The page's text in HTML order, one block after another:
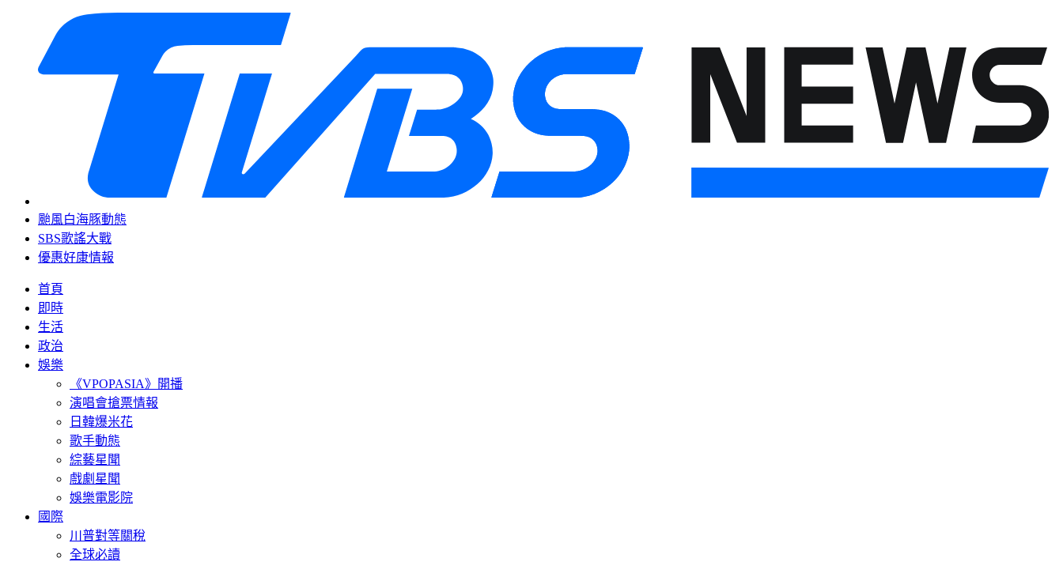
颱風白海豚動態
SBS歌謠大戰
優惠好康情報
首頁
即時
生活
政治
娛樂
《VPOPASIA》開播
演唱會搶票情報
日韓爆米花
歌手動態
綜藝星聞
戲劇星聞
娛樂電影院
國際
川普對等關稅
全球必讀